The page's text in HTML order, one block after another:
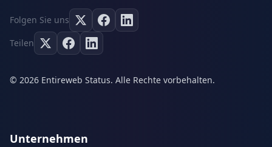
Folgen Sie uns
Teilen
© 2026 Entireweb Status. Alle Rechte vorbehalten.
Unternehmen